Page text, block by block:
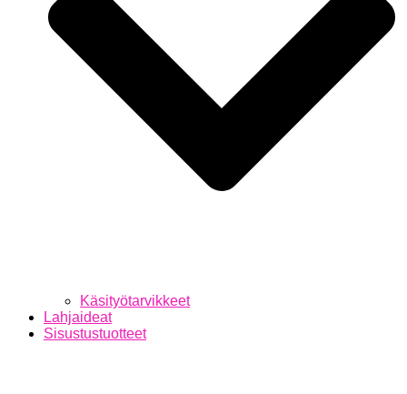
Käsityötarvikkeet
Lahjaideat
Sisustustuotteet